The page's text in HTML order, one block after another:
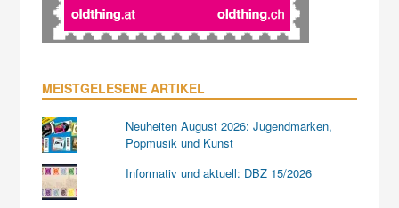
MEISTGELESENE ARTIKEL
Neuheiten August 2026: Jugendmarken,
Popmusik und Kunst
Informativ und aktuell: DBZ 15/2026